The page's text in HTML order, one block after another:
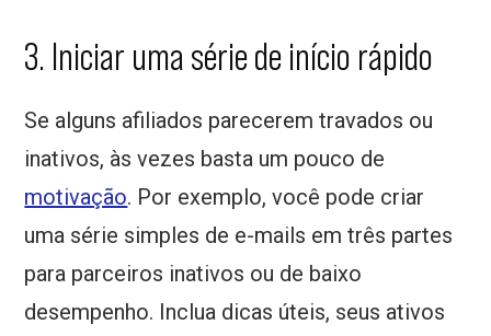
3. Iniciar uma série de início rápido
Se alguns afiliados parecerem travados ou
inativos, às vezes basta um pouco de
motivação. Por exemplo, você pode criar
uma série simples de e-mails em três partes
para parceiros inativos ou de baixo
desempenho. Inclua dicas úteis, seus ativos